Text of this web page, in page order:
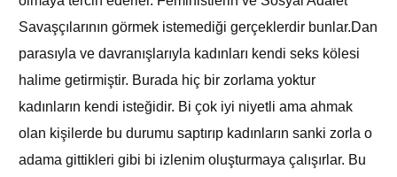
Savaşçılarının görmek istemediği gerçeklerdir bunlar.Dan
parasıyla ve davranışlarıyla kadınları kendi seks kölesi
halime getirmiştir. Burada hiç bir zorlama yoktur
kadınların kendi isteğidir. Bi çok iyi niyetli ama ahmak
olan kişilerde bu durumu saptırıp kadınların sanki zorla o
adama gittikleri gibi bi izlenim oluşturmaya çalışırlar. Bu